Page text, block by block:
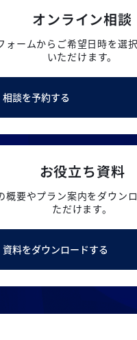
オンライン相談
ォームからご希望日時を選択
いただけます。
相談を予約する
お役立ち資料
概要やプラン案内をダウン
ただけます。
資料をダウンロードする